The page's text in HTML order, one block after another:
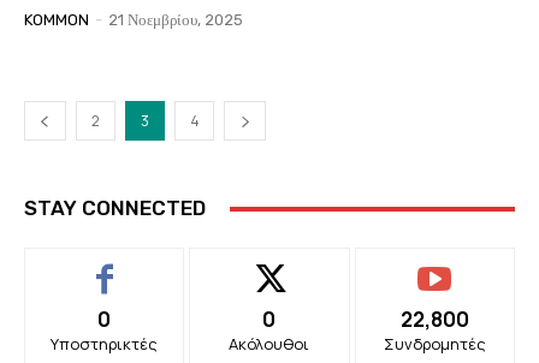
KOMMON - 21 Νοεμβρίου, 2025
2 3 4
STAY CONNECTED
0
Υποστηρικτές
0
Ακόλουθοι
22,800
Συνδρομητές